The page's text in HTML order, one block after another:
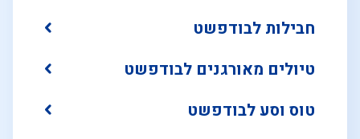
חבילות לבודפשט
טיולים מאורגנים לבודפשט
טוס וסע לבודפשט